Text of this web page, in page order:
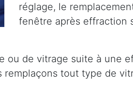
réglage, le
fenêtre après effraction
de vitrage suite à une
tout type de